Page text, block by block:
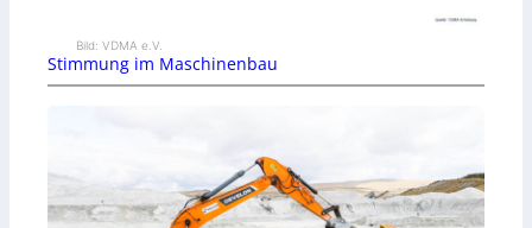
Bild: VDMA e.V.
Stimmung im Maschinenbau